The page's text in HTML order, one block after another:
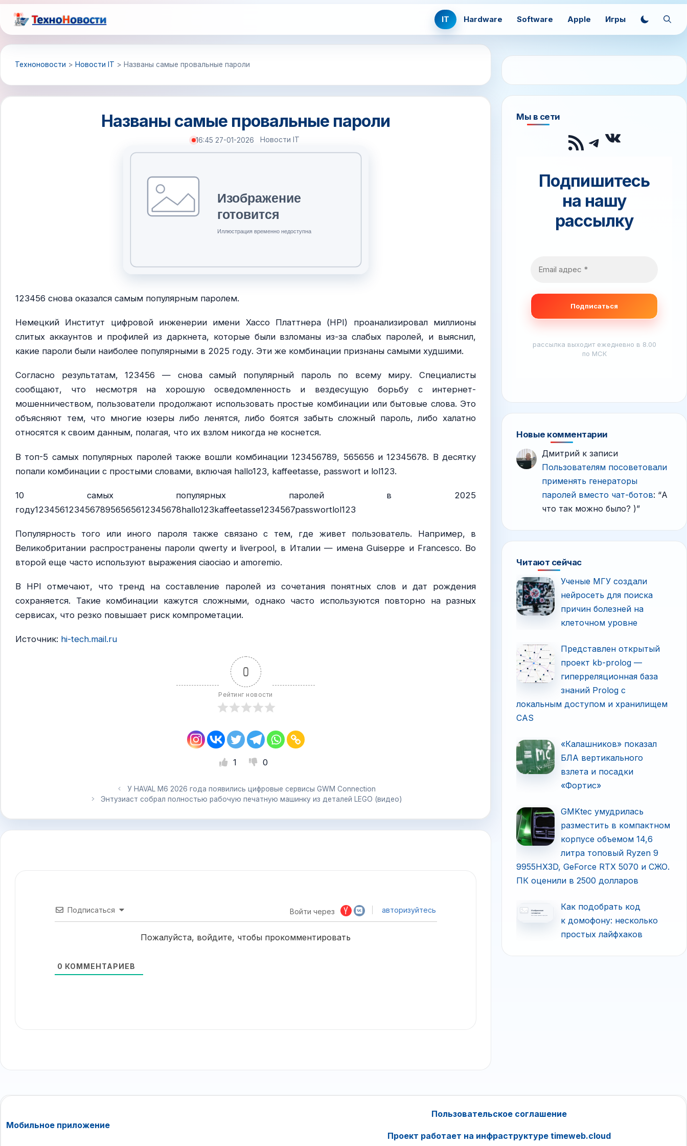
Перейти
к
содержимому
IT Hardware Software Apple Игры
Техноновости > Новости IT > Названы самые провальные пароли
Названы самые провальные пароли
16:45 27-01-2026 Новости IT
123456 снова оказался самым популярным паролем.
Немецкий Институт цифровой инженерии имени Хассо Платтнера (HPI) проанализировал миллионы
слитых аккаунтов и профилей из даркнета, которые были взломаны из-за слабых паролей, и выяснил,
какие пароли были наиболее популярными в 2025 году. Эти же комбинации признаны самыми худшими.
Согласно результатам, 123456 — снова самый популярный пароль по всему миру. Специалисты
сообщают, что несмотря на хорошую осведомленность и вездесущую борьбу с интернет-
мошенничеством, пользователи продолжают использовать простые комбинации или бытовые слова. Это
объясняют тем, что многие юзеры либо ленятся, либо боятся забыть сложный пароль, либо халатно
относятся к своим данным, полагая, что их взлом никогда не коснется.
В топ-5 самых популярных паролей также вошли комбинации 123456789, 565656 и 12345678. В десятку
попали комбинации с простыми словами, включая hallo123, kaffeetasse, passwort и lol123.
10 самых популярных паролей в 2025
году12345612345678956565612345678hallo123kaffeetasse1234567passwortlol123
Популярность того или иного пароля также связано с тем, где живет пользователь. Например, в
Великобритании распространены пароли qwerty и liverpool, в Италии — имена Guiseppe и Francesco. Во
второй еще часто используют выражения ciaociao и amoremio.
В HPI отмечают, что тренд на составление паролей из сочетания понятных слов и дат рождения
сохраняется. Такие комбинации кажутся сложными, однако часто используются повторно на разных
сервисах, что резко повышает риск компрометации.
Источник: hi-tech.mail.ru
0
Рейтинг новости
1 0
У HAVAL M6 2026 года появились цифровые сервисы GWM Connection
Энтузиаст собрал полностью рабочую печатную машинку из деталей LEGO (видео)
Подписаться Войти через авторизуйтесь
Пожалуйста, войдите, чтобы прокомментировать
0 КОММЕНТАРИЕВ
Мы в сети
RSS-лента
Telegram
Подпишитесь
на нашу
рассылку
рассылка выходит ежедневно в 8.00
по МСК
Новые комментарии
Дмитрий к записи
Пользователям посоветовали
применять генераторы
паролей вместо чат-ботов: “А
что так можно было? )”
Читают сейчас
Ученые МГУ создали
нейросеть для поиска
причин болезней на
клеточном уровне
Представлен открытый
проект kb-prolog —
гиперреляционная база
знаний Prolog с
локальным доступом и хранилищем
CAS
«Калашников» показал
БЛА вертикального
взлета и посадки
«Фортис»
GMKtec умудрилась
разместить в компактном
корпусе объемом 14,6
литра топовый Ryzen 9
9955HX3D, GeForce RTX 5070 и СЖО.
ПК оценили в 2500 долларов
Как подобрать код
к домофону: несколько
простых лайфхаков
Мобильное приложение
Пользовательское соглашение
Проект работает на инфраструктуре timeweb.cloud